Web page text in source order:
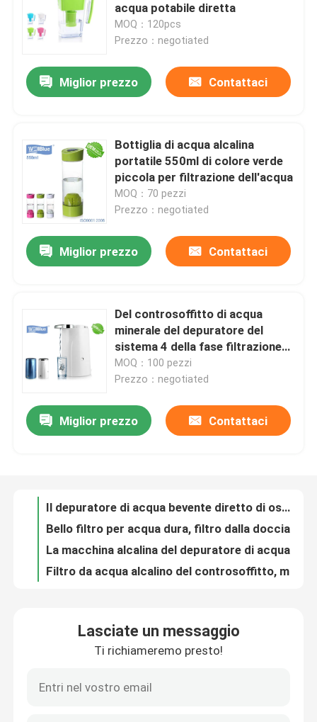
Prodotti
Contattici
Richieda una citazione
Caraffa per l'acqua alcalina
acqua potabile diretta
MOQ：120pcs
Prezzo：negotiated
Miglior prezzo Contattaci
Bottiglia di acqua alcalina
portatile 550ml di colore verde
piccola per filtrazione dell'acqua
MOQ：70 pezzi
Prezzo：negotiated
Miglior prezzo Contattaci
Del controsoffitto di acqua
minerale del depuratore del
sistema 4 della fase filtrazione
alcalina portatile ultra
MOQ：100 pezzi
Prezzo：negotiated
Miglior prezzo Contattaci
Il depuratore di acqua bevente diretto di osmosi inversa con la funzione di riscaldamento facile installa
Purificatore alcalino 70mmx222mm della bottiglia di acqua minerale di sport variopinto di Wellblue
Cartuccia di filtro a 10 pollici dal sedimento del polipropilene della sostituzione del filtro da acqua del RO dei pp
Lasciate un messaggio
Ti richiameremo presto!